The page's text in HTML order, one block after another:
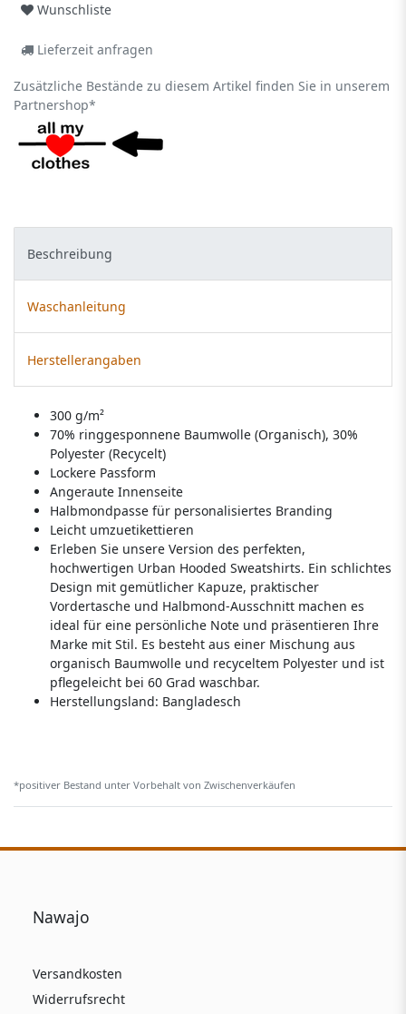
Wunschliste
Lieferzeit anfragen
Zusätzliche Bestände zu diesem Artikel finden Sie in unserem
Partnershop*
Beschreibung
Waschanleitung
Herstellerangaben
300 g/m²
70% ringgesponnene Baumwolle (Organisch), 30%
Polyester (Recycelt)
Lockere Passform
Angeraute Innenseite
Halbmondpasse für personalisiertes Branding
Leicht umzuetikettieren
Erleben Sie unsere Version des perfekten,
hochwertigen Urban Hooded Sweatshirts. Ein schlichtes
Design mit gemütlicher Kapuze, praktischer
Vordertasche und Halbmond-Ausschnitt machen es
ideal für eine persönliche Note und präsentieren Ihre
Marke mit Stil. Es besteht aus einer Mischung aus
organisch Baumwolle und recyceltem Polyester und ist
pflegeleicht bei 60 Grad waschbar.
Herstellungsland: Bangladesch
*positiver Bestand unter Vorbehalt von Zwischenverkäufen
Nawajo
Versandkosten
Widerrufsrecht